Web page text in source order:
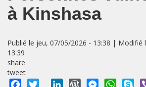
à Kinshasa
Publié le jeu, 07/05/2026 - 13:38 | Modifié
13:39
share
tweet
Facebook
Twitter LinkedInWordPressMessenger